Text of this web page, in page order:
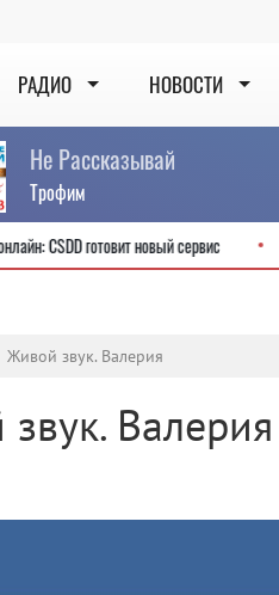
РАДИО НОВОСТИ
Не Рассказывай
Трофим
будет онлайн: CSDD готовит новый сервис
Живой звук. Валерия
Валерия